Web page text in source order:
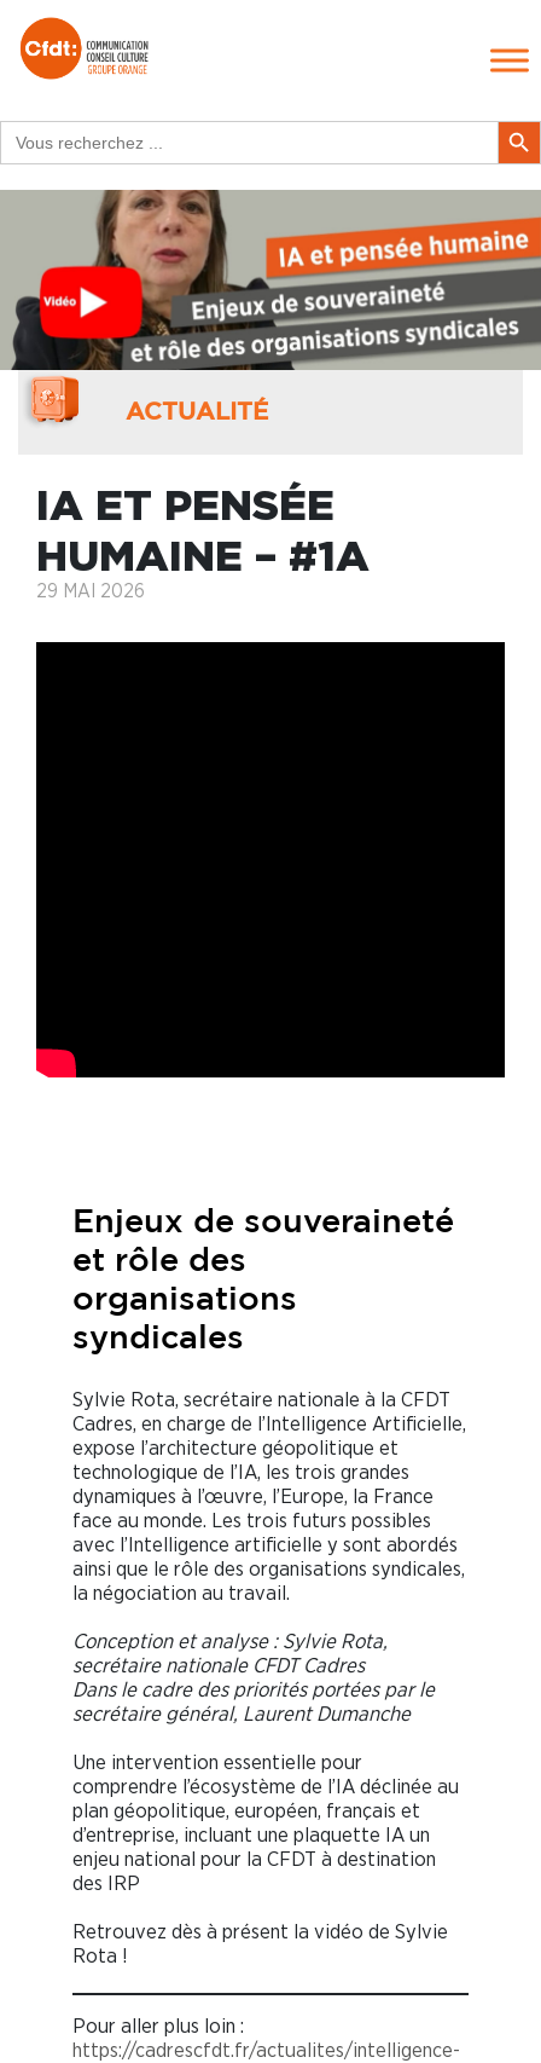
for:
Search
ACTUALITÉ
IA ET PENSÉE
HUMAINE – #1A
29 MAI 2026
Enjeux de souveraineté
et rôle des
organisations
syndicales
Sylvie Rota, secrétaire nationale à la CFDT
Cadres, en charge de l’Intelligence Artificielle,
expose l’architecture géopolitique et
technologique de l’IA, les trois grandes
dynamiques à l’œuvre, l’Europe, la France
face au monde. Les trois futurs possibles
avec l’Intelligence artificielle y sont abordés
ainsi que le rôle des organisations syndicales,
la négociation au travail.
Conception et analyse : Sylvie Rota,
secrétaire nationale CFDT Cadres
Dans le cadre des priorités portées par le
secrétaire général, Laurent Dumanche
Une intervention essentielle pour
comprendre l’écosystème de l’IA déclinée au
plan géopolitique, européen, français et
d’entreprise, incluant une plaquette IA un
enjeu national pour la CFDT à destination
des IRP
Retrouvez dès à présent la vidéo de Sylvie
Rota !
Pour aller plus loin :
https://cadrescfdt.fr/actualites/intelligence-